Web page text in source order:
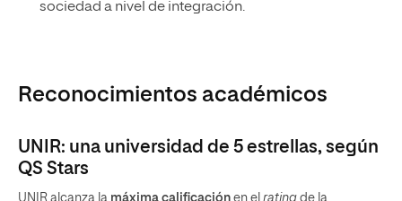
sociedad a nivel de integración.
Reconocimientos académicos
UNIR: una universidad de 5 estrellas, según
QS Stars